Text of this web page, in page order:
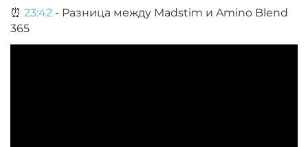
⏰ 23:42 - Разница между Madstim и Amino Blend
365